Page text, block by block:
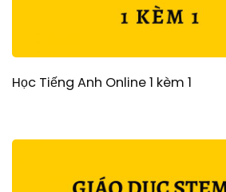
Học Tiếng Anh Online 1 kèm 1